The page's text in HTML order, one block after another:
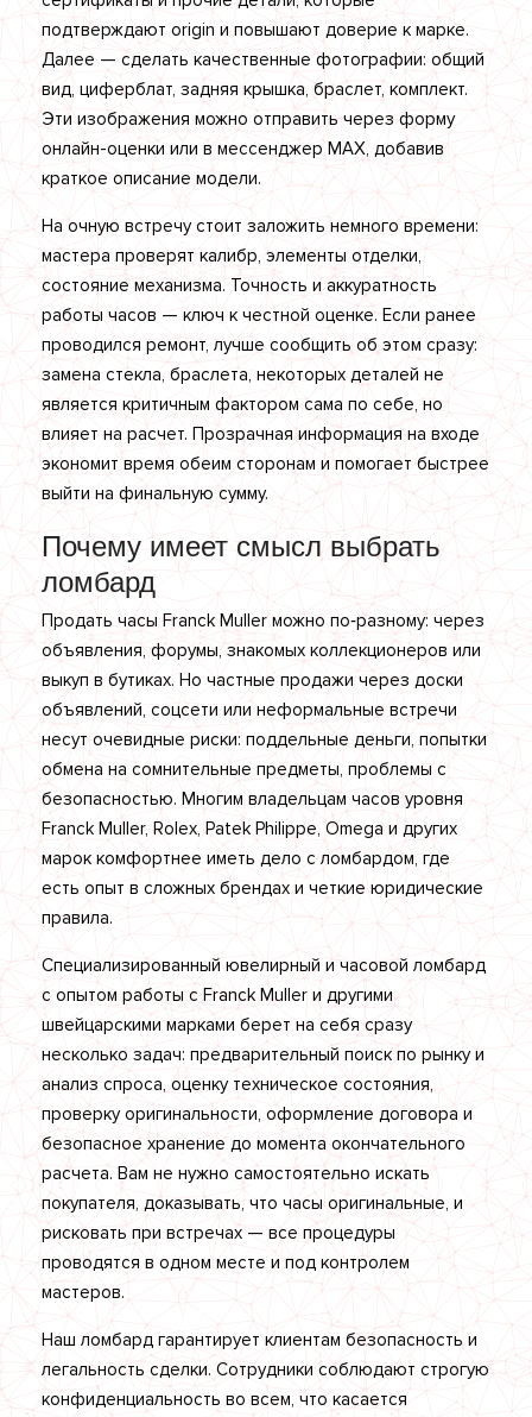
подтверждают origin и повышают доверие к марке.
Далее — сделать качественные фотографии: общий
вид, циферблат, задняя крышка, браслет, комплект.
Эти изображения можно отправить через форму
онлайн-оценки или в мессенджер MAX, добавив
краткое описание модели.
На очную встречу стоит заложить немного времени:
мастера проверят калибр, элементы отделки,
состояние механизма. Точность и аккуратность
работы часов — ключ к честной оценке. Если ранее
проводился ремонт, лучше сообщить об этом сразу:
замена стекла, браслета, некоторых деталей не
является критичным фактором сама по себе, но
влияет на расчет. Прозрачная информация на входе
экономит время обеим сторонам и помогает быстрее
выйти на финальную сумму.
Почему имеет смысл выбрать
ломбард
Продать часы Franck Muller можно по‑разному: через
объявления, форумы, знакомых коллекционеров или
выкуп в бутиках. Но частные продажи через доски
объявлений, соцсети или неформальные встречи
несут очевидные риски: поддельные деньги, попытки
обмена на сомнительные предметы, проблемы с
безопасностью. Многим владельцам часов уровня
Franck Muller, Rolex, Patek Philippe, Omega и других
марок комфортнее иметь дело с ломбардом, где
есть опыт в сложных брендах и четкие юридические
правила.
Специализированный ювелирный и часовой ломбард
с опытом работы с Franck Muller и другими
швейцарскими марками берет на себя сразу
несколько задач: предварительный поиск по рынку и
анализ спроса, оценку техническое состояния,
проверку оригинальности, оформление договора и
безопасное хранение до момента окончательного
расчета. Вам не нужно самостоятельно искать
покупателя, доказывать, что часы оригинальные, и
рисковать при встречах — все процедуры
проводятся в одном месте и под контролем
мастеров.
Наш ломбард гарантирует клиентам безопасность и
легальность сделки. Сотрудники соблюдают строгую
конфиденциальность во всем, что касается